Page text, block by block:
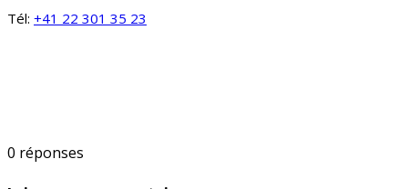
Tél: +41 22 301 35 23
0 réponses